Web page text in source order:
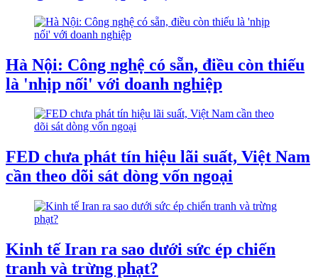
Hà Nội: Công nghệ có sẵn, điều còn thiếu
là 'nhịp nối' với doanh nghiệp
FED chưa phát tín hiệu lãi suất, Việt Nam
cần theo dõi sát dòng vốn ngoại
Kinh tế Iran ra sao dưới sức ép chiến
tranh và trừng phạt?